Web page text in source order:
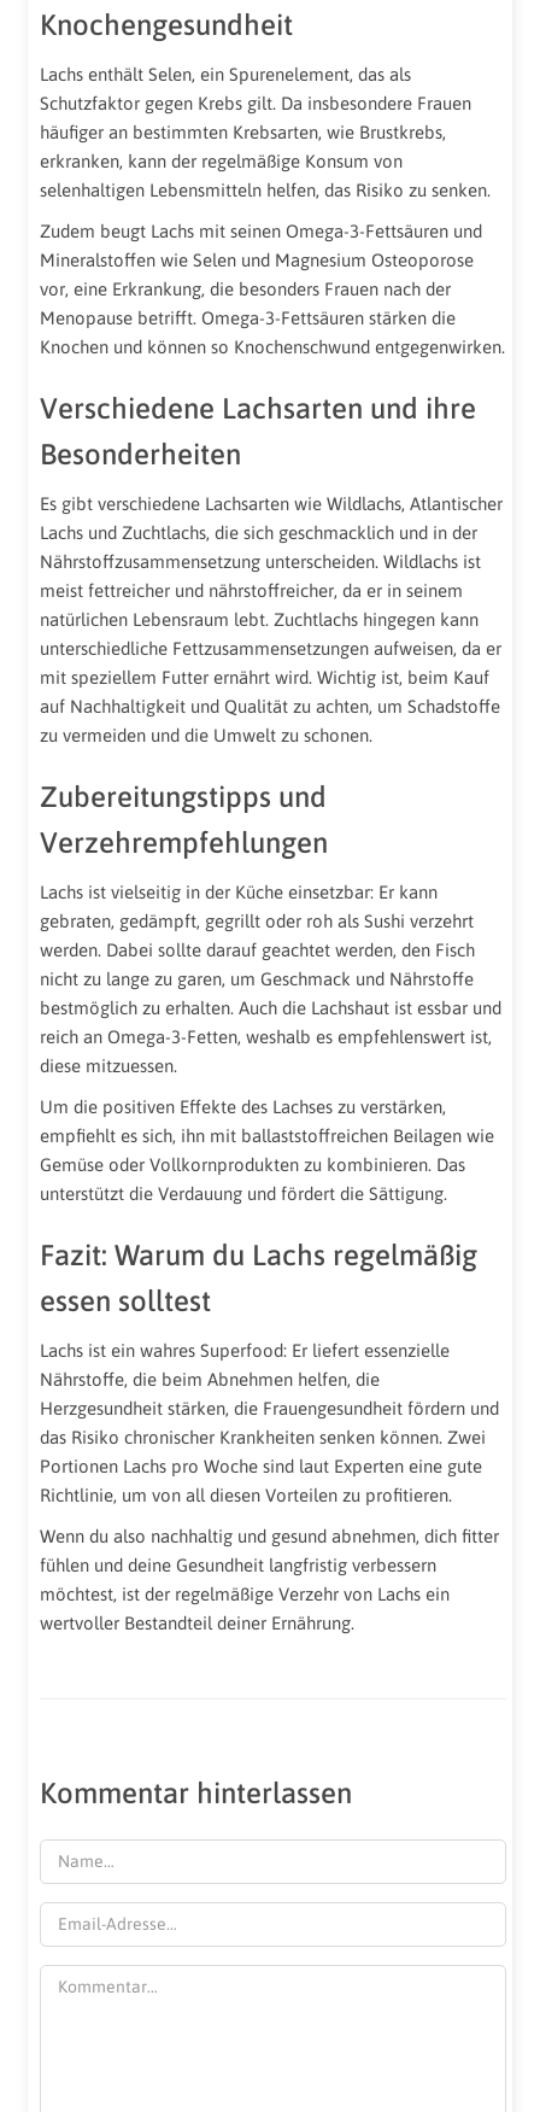
Knochengesundheit
Lachs enthält Selen, ein Spurenelement, das als
Schutzfaktor gegen Krebs gilt. Da insbesondere Frauen
häufiger an bestimmten Krebsarten, wie Brustkrebs,
erkranken, kann der regelmäßige Konsum von
selenhaltigen Lebensmitteln helfen, das Risiko zu senken.
Zudem beugt Lachs mit seinen Omega-3-Fettsäuren und
Mineralstoffen wie Selen und Magnesium Osteoporose
vor, eine Erkrankung, die besonders Frauen nach der
Menopause betrifft. Omega-3-Fettsäuren stärken die
Knochen und können so Knochenschwund entgegenwirken.
Verschiedene Lachsarten und ihre
Besonderheiten
Es gibt verschiedene Lachsarten wie Wildlachs, Atlantischer
Lachs und Zuchtlachs, die sich geschmacklich und in der
Nährstoffzusammensetzung unterscheiden. Wildlachs ist
meist fettreicher und nährstoffreicher, da er in seinem
natürlichen Lebensraum lebt. Zuchtlachs hingegen kann
unterschiedliche Fettzusammensetzungen aufweisen, da er
mit speziellem Futter ernährt wird. Wichtig ist, beim Kauf
auf Nachhaltigkeit und Qualität zu achten, um Schadstoffe
zu vermeiden und die Umwelt zu schonen.
Zubereitungstipps und
Verzehrempfehlungen
Lachs ist vielseitig in der Küche einsetzbar: Er kann
gebraten, gedämpft, gegrillt oder roh als Sushi verzehrt
werden. Dabei sollte darauf geachtet werden, den Fisch
nicht zu lange zu garen, um Geschmack und Nährstoffe
bestmöglich zu erhalten. Auch die Lachshaut ist essbar und
reich an Omega-3-Fetten, weshalb es empfehlenswert ist,
diese mitzuessen.
Um die positiven Effekte des Lachses zu verstärken,
empfiehlt es sich, ihn mit ballaststoffreichen Beilagen wie
Gemüse oder Vollkornprodukten zu kombinieren. Das
unterstützt die Verdauung und fördert die Sättigung.
Fazit: Warum du Lachs regelmäßig
essen solltest
Lachs ist ein wahres Superfood: Er liefert essenzielle
Nährstoffe, die beim Abnehmen helfen, die
Herzgesundheit stärken, die Frauengesundheit fördern und
das Risiko chronischer Krankheiten senken können. Zwei
Portionen Lachs pro Woche sind laut Experten eine gute
Richtlinie, um von all diesen Vorteilen zu profitieren.
Wenn du also nachhaltig und gesund abnehmen, dich fitter
fühlen und deine Gesundheit langfristig verbessern
möchtest, ist der regelmäßige Verzehr von Lachs ein
wertvoller Bestandteil deiner Ernährung.
Kommentar hinterlassen